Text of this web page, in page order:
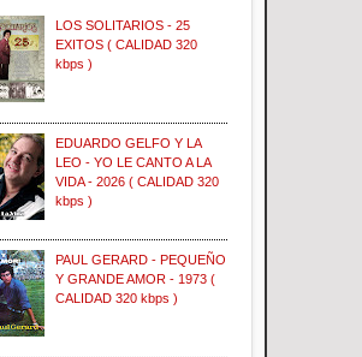
LOS SOLITARIOS - 25
EXITOS ( CALIDAD 320
kbps )
EDUARDO GELFO Y LA
LEO - YO LE CANTO A LA
VIDA - 2026 ( CALIDAD 320
kbps )
PAUL GERARD - PEQUEÑO
Y GRANDE AMOR - 1973 (
CALIDAD 320 kbps )